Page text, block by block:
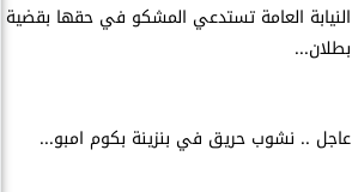
النيابة العامة تستدعي المشكو في حقها بقضية
بطلان...
عاجل .. نشوب حريق في بنزينة بكوم امبو...